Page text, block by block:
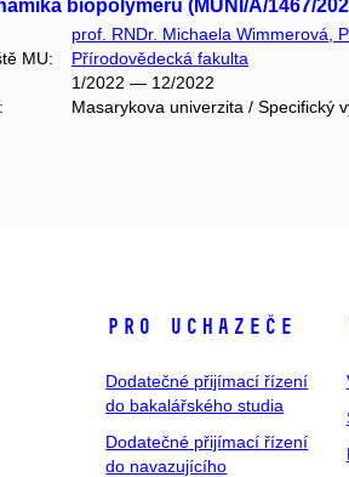
biopolymerů (MUNI/A/1467/
prof. RNDr. Michaela Wimmerová,
MU:
Přírodovědecká fakulta
1/2022 — 12/2022
Masarykova univerzita / Specifický
Pro uchazeče
Dodatečné přijímací řízení
do bakalářského studia
Dodatečné přijímací řízení
do navazujícího